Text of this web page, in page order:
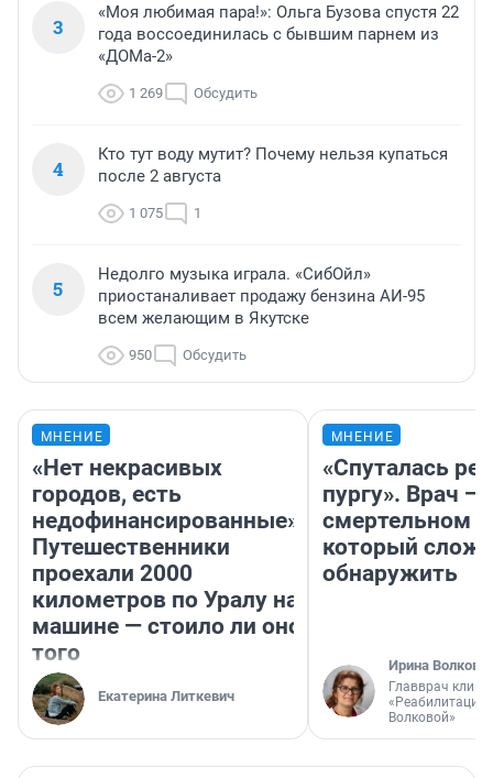
3
«Моя любимая пара!»: Ольга Бузова спустя 22
года воссоединилась с бывшим парнем из
«ДОМа-2»
1 269 Обсудить
4
Кто тут воду мутит? Почему нельзя купаться
после 2 августа
1 075 1
5
Недолго музыка играла. «СибОйл»
приостаналивает продажу бензина АИ-95
всем желающим в Якутске
950 Обсудить
МНЕНИЕ
«Нет некрасивых
городов, есть
недофинансированные».
Путешественники
проехали 2000
километров по Уралу на
машине — стоило ли оно
того
Екатерина Литкевич
МНЕНИЕ
«Спуталась
пургу». Врач —
смертельном
который
обнаружить
Ирина Волкова
Главврач
«Реабилитация
Волковой»